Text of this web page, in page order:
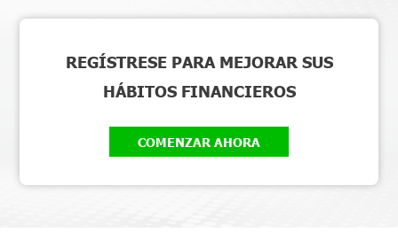
REGÍSTRESE PARA MEJORAR SUS
HÁBITOS FINANCIEROS
COMENZAR AHORA